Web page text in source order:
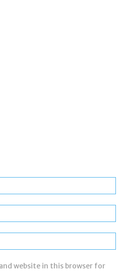
website in this browser for